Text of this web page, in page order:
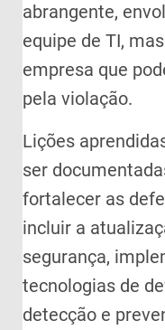
abrangente,
equipe de TI,
empresa que
pela violação.
Lições
ser
fortalecer as
incluir a
segurança,
tecnologias de
detecção e